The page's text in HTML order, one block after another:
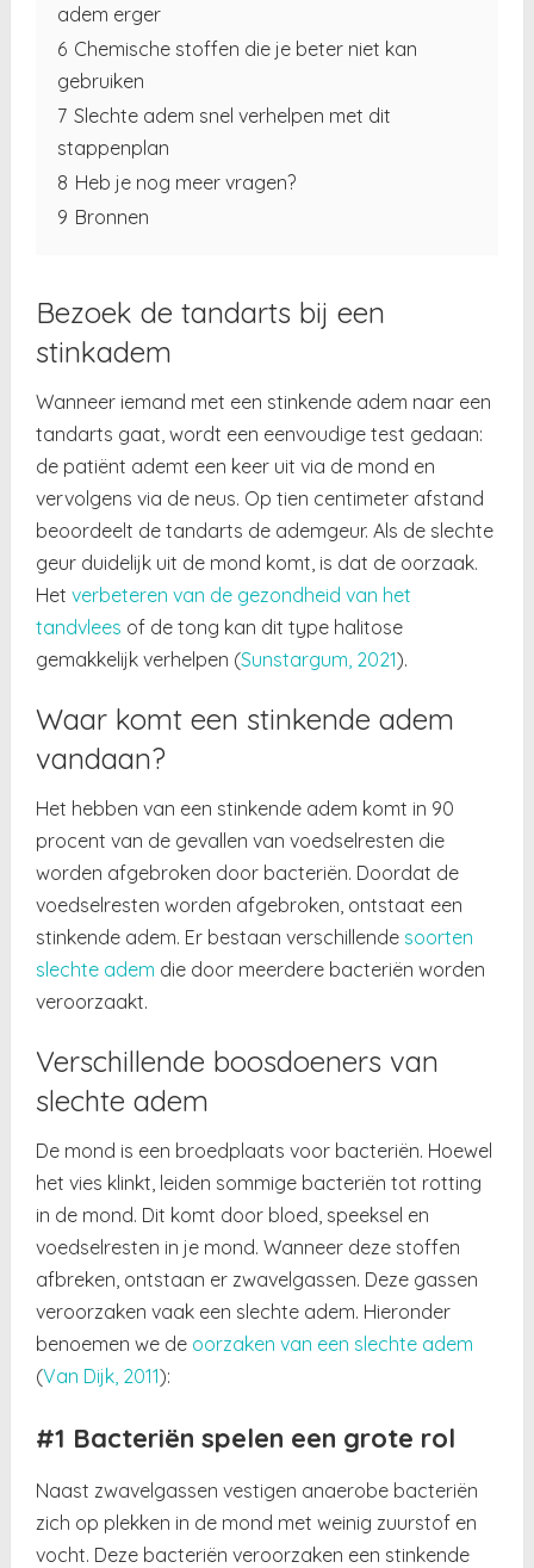
adem erger
6 Chemische stoffen die je beter niet kan
gebruiken
7 Slechte adem snel verhelpen met dit
stappenplan
8 Heb je nog meer vragen?
9 Bronnen
Bezoek de tandarts bij een
stinkadem
Wanneer iemand met een stinkende adem naar een
tandarts gaat, wordt een eenvoudige test gedaan:
de patiënt ademt een keer uit via de mond en
vervolgens via de neus. Op tien centimeter afstand
beoordeelt de tandarts de ademgeur. Als de slechte
geur duidelijk uit de mond komt, is dat de oorzaak.
Hetverbeteren van de gezondheid van het
tandvlees of de tong kan dit type halitose
gemakkelijk verhelpen (Sunstargum, 2021).
Waar komt een stinkende adem
vandaan?
Het hebben van een stinkende adem komt in 90
procent van de gevallen van voedselresten die
worden afgebroken door bacteriën. Doordat de
voedselresten worden afgebroken, ontstaat een
stinkende adem. Er bestaan verschillende soorten
slechte adem die door meerdere bacteriën worden
veroorzaakt.
Verschillende boosdoeners van
slechte adem
De mond is een broedplaats voor bacteriën. Hoewel
het vies klinkt, leiden sommige bacteriën tot rotting
in de mond. Dit komt door bloed, speeksel en
voedselresten in je mond. Wanneer deze stoffen
afbreken, ontstaan er zwavelgassen. Deze gassen
veroorzaken vaak een slechte adem. Hieronder
benoemen we de oorzaken van een slechte adem
(Van Dijk, 2011):
#1 Bacteriën spelen een grote rol
Naast zwavelgassen vestigen anaerobe bacteriën
zich op plekken in de mond met weinig zuurstof en
vocht. Deze bacteriën veroorzaken een stinkende